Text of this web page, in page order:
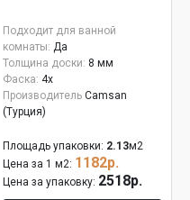
Подходит для ванной
комнаты: Да
Толщина доски: 8 мм
Фаска: 4x
Производитель Camsan
(Турция)
Площадь упаковки: 2.13м2
Цена за 1 м2: 1182р.
Цена за упаковку: 2518р.